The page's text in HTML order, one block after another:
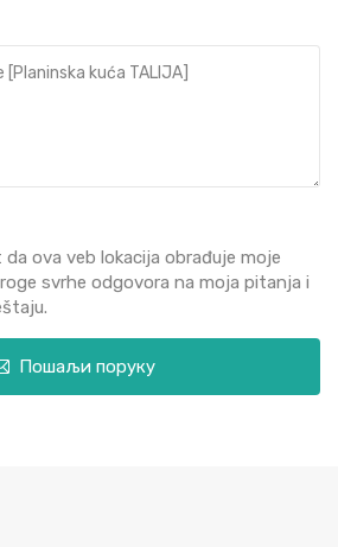
ova veb lokacija obrađuje moje
svrhe odgovora na moja pitanja i
Пошаљи поруку